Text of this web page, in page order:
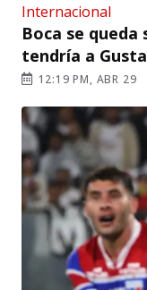
Internacional
Boca se queda
tendría a
12:19 PM, ABR 29